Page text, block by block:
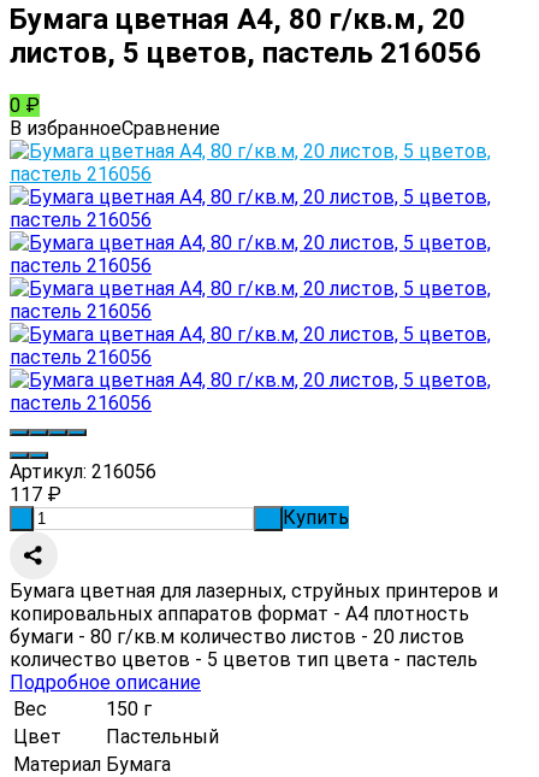
Бумага цветная А4, 80 г/кв.м, 20
листов, 5 цветов, пастель 216056
0 ₽
В избранноеСравнение
Артикул: 216056
117 ₽
Купить
Бумага цветная для лазерных, струйных принтеров и
копировальных аппаратов формат - А4 плотность
бумаги - 80 г/кв.м количество листов - 20 листов
количество цветов - 5 цветов тип цвета - пастель
Подробное описание
Вес
150 г
Цвет
Пастельный
Материал Бумага